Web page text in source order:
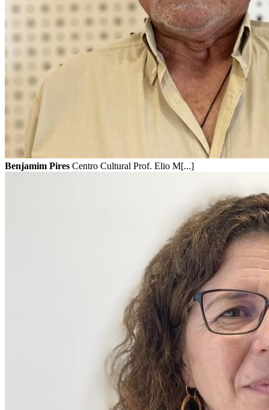
Benjamim Pires Centro Cultural Prof. Elio M[...]